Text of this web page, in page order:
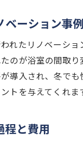
ベーション事
れたリノベーシ
のが浴室の間取
導入され、冬で
トを与えてくれま
程と費用